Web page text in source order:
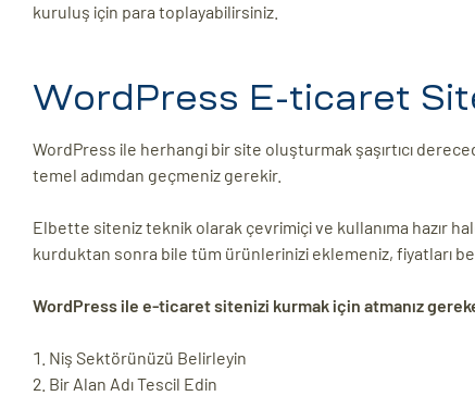
kuruluş için para toplayabilirsiniz.
WordPress E-ticaret
WordPress ile herhangi bir site oluşturmak şaşırtıcı
temel adımdan geçmeniz gerekir.
Elbette siteniz teknik olarak çevrimiçi ve kullanıma hazır
kurduktan sonra bile tüm ürünlerinizi eklemeniz, fiyatları
WordPress ile e-ticaret sitenizi kurmak için atmanız
Niş Sektörünüzü Belirleyin
Bir Alan Adı Tescil Edin